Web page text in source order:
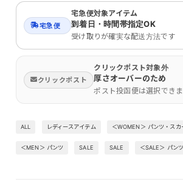
宅急便
宅急便対象アイテム
到着日・時間帯指定OK
受け取りが確実な配送方法です
クリックポスト
クリックポスト対象外
厚さオーバーのため
ポスト投函便は選択でき
ALL レディースアイテム ＜WOMEN＞ パンツ・スカ
＜MEN＞ パンツ SALE SALE ＜SALE＞ パン